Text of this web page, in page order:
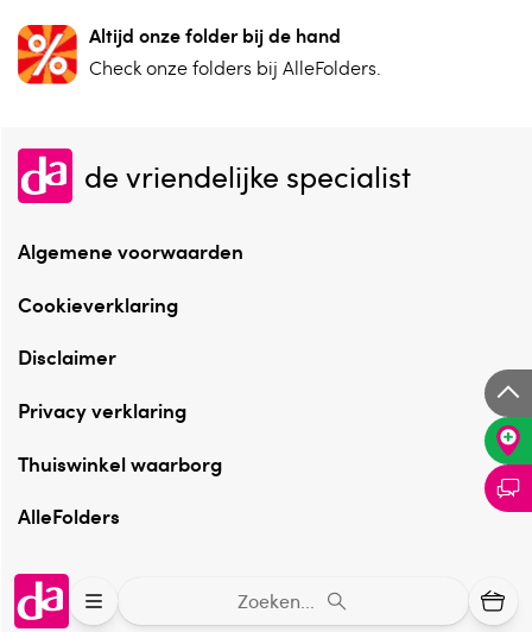
Zoeken...
Altijd onze folder bij de hand
Check onze folders ⁠bij AlleFolders.
de vriendelijke specialist
Algemene voorwaarden
Cookieverklaring
Disclaimer
Privacy verklaring
Thuiswinkel waarborg
AlleFolders